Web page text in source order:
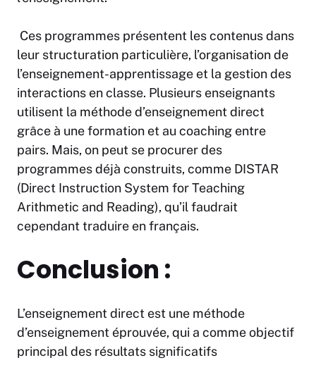
Ces programmes présentent les contenus dans
leur structuration particulière, l’organisation de
l’enseignement-apprentissage et la gestion des
interactions en classe. Plusieurs enseignants
utilisent la méthode d’enseignement direct
grâce à une formation et au coaching entre
pairs. Mais, on peut se procurer des
programmes déjà construits, comme DISTAR
(Direct Instruction System for Teaching
Arithmetic and Reading), qu’il faudrait
cependant traduire en français.
Conclusion :
L’enseignement direct est une méthode
d’enseignement éprouvée, qui a comme objectif
principal des résultats significatifs